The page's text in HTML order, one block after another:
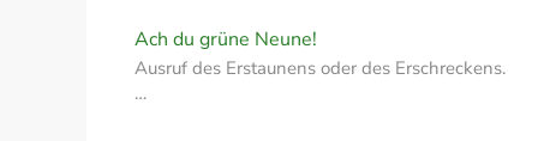
Ach du grüne Neune!
Ausruf des Erstaunens oder des Erschreckens.
…